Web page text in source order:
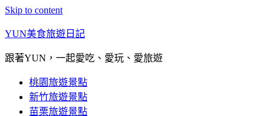
Skip to content
YUN美食旅遊日記
跟著YUN，一起愛吃、愛玩、愛旅遊
桃園旅遊景點
新竹旅遊景點
苗栗旅遊景點